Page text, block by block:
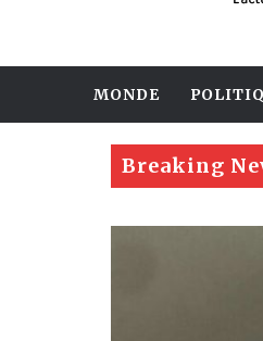
MONDE
Breaking